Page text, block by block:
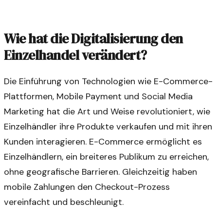
Wie hat die Digitalisierung den
Einzelhandel verändert?
Die Einführung von Technologien wie E-Commerce-
Plattformen, Mobile Payment und Social Media
Marketing hat die Art und Weise revolutioniert, wie
Einzelhändler ihre Produkte verkaufen und mit ihren
Kunden interagieren. E-Commerce ermöglicht es
Einzelhändlern, ein breiteres Publikum zu erreichen,
ohne geografische Barrieren. Gleichzeitig haben
mobile Zahlungen den Checkout-Prozess
vereinfacht und beschleunigt.